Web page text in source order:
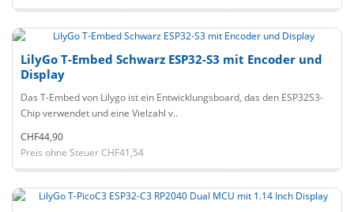
LilyGo T-Embed Schwarz ESP32-S3 mit Encoder und
Display
Das T-Embed von Lilygo ist ein Entwicklungsboard, das den ESP32S3-
Chip verwendet und eine Vielzahl v..
CHF44,90
Preis ohne Steuer CHF41,54